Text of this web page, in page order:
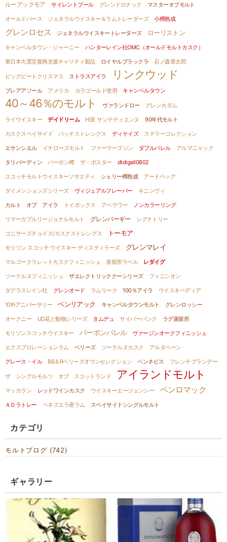
ルーアックモア サイレントプール グレンドロナック
マスターオブモルト
オールドパース
ジェネラルウイスキー＆ラムトレーダーズ 小樽熟成
グレンロセス ジェネラルウイスキートレーダーズ ローリストン
キャンベルタウン・ジャーニー
ハンターレイン社OMC（オールドモルトカスク）
東日本大震災復興支援チャリティ製品
ロイヤルブラックラ 石ノ森章太郎
ビッグピートクリスマス ストラスアイラ リンクウッド
ブレアアソール アメリカ カラゴールド使用 キャンベルタウン
40～46％のモルト ヴァランドロー
グレンカダム
ライウイスキー
デイドリーム HSE サンテティエンヌ
90年代モルト
カスクスペイサイド
バッチストレングス ディケイズ
ステラーコレクション
エサンシエル
イチローズモルト ファーマーズジン ダブルバレル
アルマニャック
タリバーディン
バーボン樽 ザ・ポスター
dtdigall0802
スコッチモルトウイスキーソサエティ
シェリー樽熟成
アードベッグ
ダイメンションズシリーズ
ヴィジュアルフレーバー
キニンヴィ
カルト オブ アイラ
トイボックス アベラワー
ノンカラーリング
リマーカブルリージョナルモルト
グレンバーギー
シグナトリー
コニサーズチョイス/カスクストレングス
トーモア
モリソン スコッチ ウイスキー ディスティラーズ グレンマレイ
マルゴークラレットカスクフィニッシュ 蒸留所ラベル
レダイグ
ソーテルヌフィニッシュ
ザエレクトリッククーシリーズ
フィニシオン
ダグラスレイン社
グレンオード ラムリーク 100％アイラ
ウイスキペディア
10thアニバーサリー
ベンリアック キャンベルタウンモルト
グレンロッシー
オークニー
UD花と動物シリーズ タムデュ サイバーパンク
ラグ蒸留所
モリソンスコッチウイスキー
バーボンバレル
ヴァージンオークフィニッシュ
エクスプロレーションラム
ベリーズ ソーテルヌカスク
アルタベーン
グレース・イル
BB＆Rベリーズオウンセレクション ベンネビス フレンチブランデー
ザ シングルモルツ オブ スコットランド アイランドモルト
マッカラン レッドワインカスク ウイスキーエージェンシー ベンロマック
ＡＤラトレー ベネズエラ産ラム スペイサイドシングルモルト
カテゴリ
モルトブログ (742)
ギャラリー